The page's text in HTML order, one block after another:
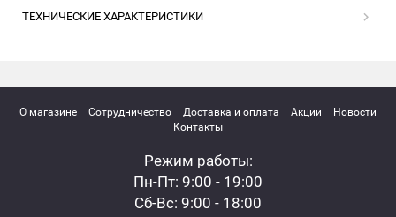
ТЕХНИЧЕСКИЕ ХАРАКТЕРИСТИКИ
О магазине Сотрудничество Доставка и оплата Акции
Новости
Контакты
Режим работы:
Пн-Пт: 9:00 - 19:00
Сб-Вс: 9:00 - 18:00